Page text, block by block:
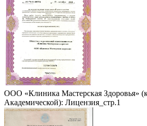
ООО «Клиника Мастерская Здоровья»
Академической): Лицензия_стр.1